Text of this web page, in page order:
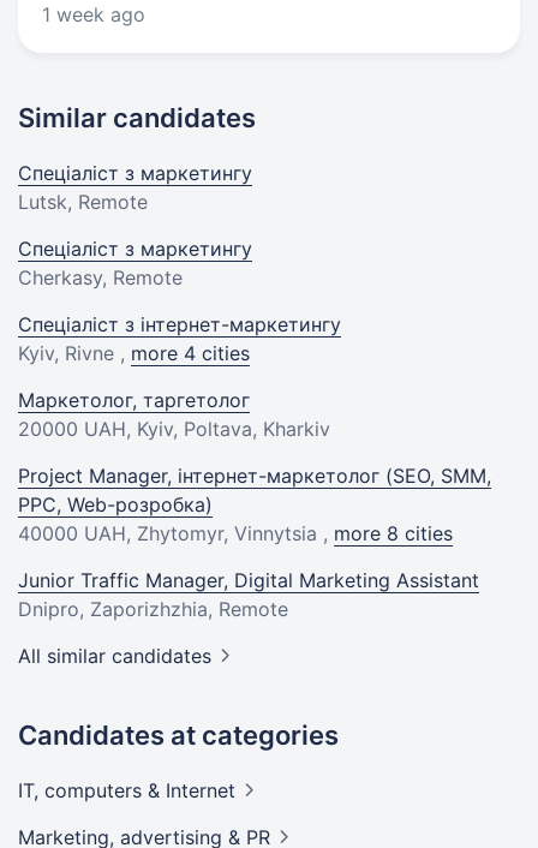
1 week ago
Similar candidates
Спеціаліст з маркетингу
Lutsk, Remote
Спеціаліст з маркетингу
Cherkasy, Remote
Спеціаліст з інтернет-маркетингу
Kyiv, Rivne , more 4 cities
Маркетолог, таргетолог
20000 UAH, Kyiv, Poltava, Kharkiv
Project Manager, інтернет-маркетолог (SEO, SMM,
PPC, Web-розробка)
40000 UAH, Zhytomyr, Vinnytsia , more 8 cities
Junior Traffic Manager, Digital Marketing Assistant
Dnipro, Zaporizhzhia, Remote
All similar candidates
Candidates at categories
IT, computers & Internet
Marketing, advertising & PR